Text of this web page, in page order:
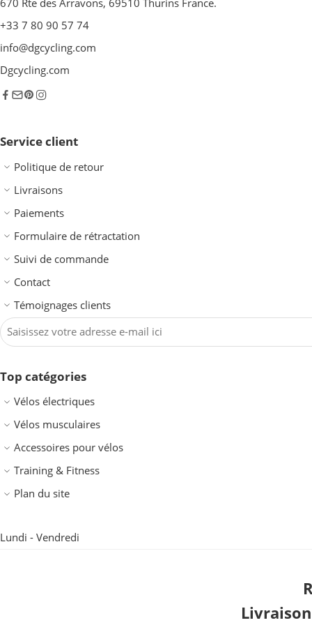
670 Rte des Arravons, 69510 Thurins France.
+33 7 80 90 57 74
info@dgcycling.com
Dgcycling.com
Service client
Politique de retour
Livraisons
Paiements
Formulaire de rétractation
Suivi de commande
Contact
Témoignages clients
Top catégories
Vélos électriques
Vélos musculaires
Accessoires pour vélos
Training & Fitness
Plan du site
Lundi - Vendredi